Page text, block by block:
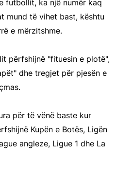
futbollit, ka një numër kaq
mund të vihet bast, kështu
e mërzitshme.
përfshijnë "fituesin e plotë",
dhe tregjet për pjesën e
për të vënë baste kur
Kupën e Botës, Ligën
angleze, Ligue 1 dhe La